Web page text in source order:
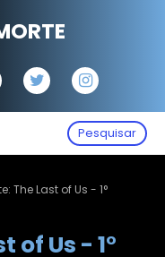
Pesquisar
The Last of Us - 1°
of Us - 1°